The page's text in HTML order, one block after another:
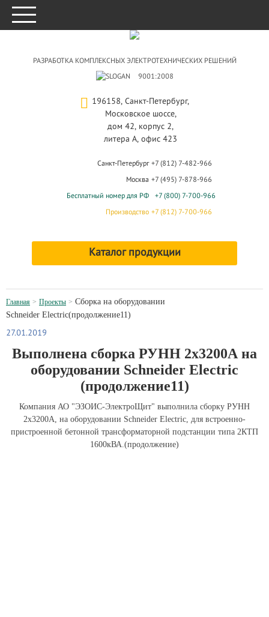
РАЗРАБОТКА КОМПЛЕКСНЫХ ЭЛЕКТРОТЕХНИЧЕСКИХ РЕШЕНИЙ
9001:2008
196158, Санкт-Петербург,
Московское шоссе,
дом 42, корпус 2,
литера А, офис 423
Санкт-Петербург
Москва
Бесплатный номер для РФ
Производство
+7 (812) 7-482-966
+7 (495) 7-878-966
+7 (800) 7-700-966
+7 (812) 7-700-966
Каталог продукции
Главная Проекты
Сборка на оборудовании
Schneider Electric(продолжение11)
27.01.2019
Выполнена сборка РУНН 2х3200А на
оборудовании Schneider Electric
(продолжение11)
Компания АО "ЭЗОИС-ЭлектроЩит" выполнила сборку РУНН
2х3200А, на оборудовании Schneider Electric, для встроенно-
пристроенной бетонной трансформаторной подстанции типа 2КТП
1600кВА.(продолжение)